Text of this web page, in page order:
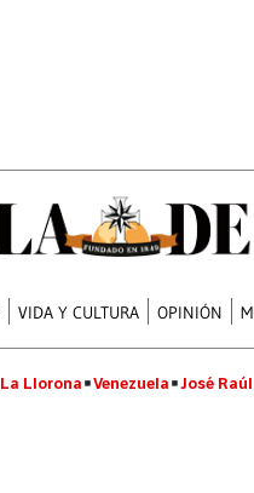
VIDA Y CULTURA OPINIÓN
La Llorona Venezuela José